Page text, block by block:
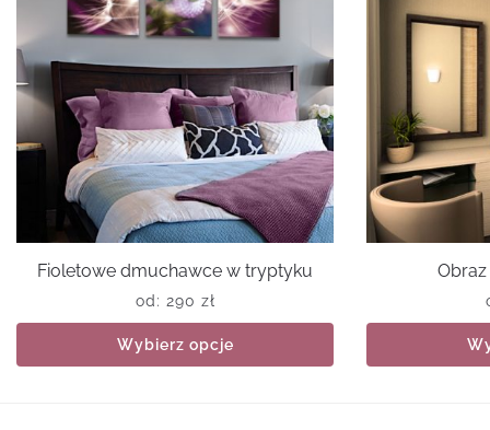
Fioletowe dmuchawce w tryptyku
od: 290 zł
Wybierz opcje
Obraz